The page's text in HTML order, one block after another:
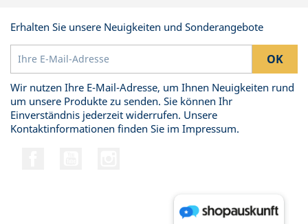
Erhalten Sie unsere Neuigkeiten und Sonderangebote
Wir nutzen Ihre E-Mail-Adresse, um Ihnen Neuigkeiten rund
um unsere Produkte zu senden. Sie können Ihr
Einverständnis jederzeit widerrufen. Unsere
Kontaktinformationen finden Sie im Impressum.